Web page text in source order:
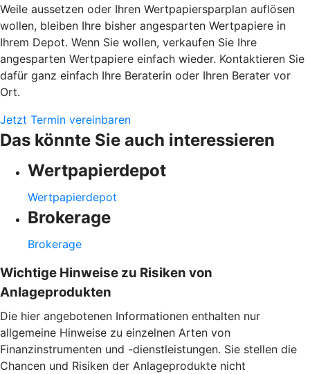
Weile aussetzen oder Ihren Wertpapiersparplan auflösen
wollen, bleiben Ihre bisher angesparten Wertpapiere in
Ihrem Depot. Wenn Sie wollen, verkaufen Sie Ihre
angesparten Wertpapiere einfach wieder. Kontaktieren Sie
dafür ganz einfach Ihre Beraterin oder Ihren Berater vor
Ort.
Jetzt Termin vereinbaren
Das könnte Sie auch interessieren
Wertpapierdepot
Wertpapierdepot
Brokerage
Brokerage
Wichtige Hinweise zu Risiken von
Anlageprodukten
Die hier angebotenen Informationen enthalten nur
allgemeine Hinweise zu einzelnen Arten von
Finanzinstrumenten und -dienstleistungen. Sie stellen die
Chancen und Risiken der Anlageprodukte nicht